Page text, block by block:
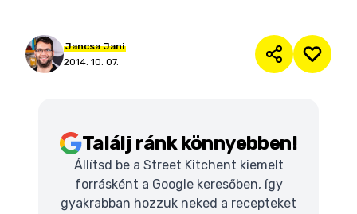
Jancsa Jani
2014. 10. 07.
Találj ránk könnyebben!
Állítsd be a Street Kitchent kiemelt
forrásként a Google keresőben, így
gyakrabban hozzuk neked a recepteket